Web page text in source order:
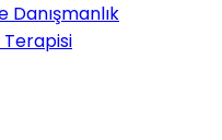
Danışmanlık